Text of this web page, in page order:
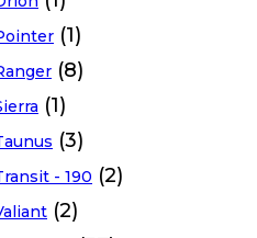
(1)
(8)
(1)
(3)
- 190 (2)
(2)